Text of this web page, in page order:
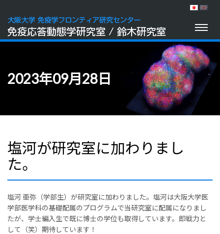
2023年09月28日
塩河が研究室に加わりまし
た。
塩河 亜弥（学部生）が研究室に加わりました。塩河は大阪大学医
学部医学科の基礎配属のプログラムで当研究室に配属になりまし
たが、学士編入生で既に博士の学位も取得しています。即戦力と
して（笑）期待しています！